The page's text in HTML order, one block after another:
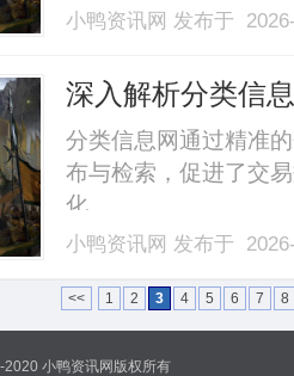
迁路径：从品牌出海
气价值”。在“十五五”
小鸭资讯网 发布于
深入解析分类信
分类信息网通过精准
布与检索，促进了交
化。......
小鸭资讯网 发布于
<< 1 2 3 4 5 6 7 8
小鸭资讯网版权所有